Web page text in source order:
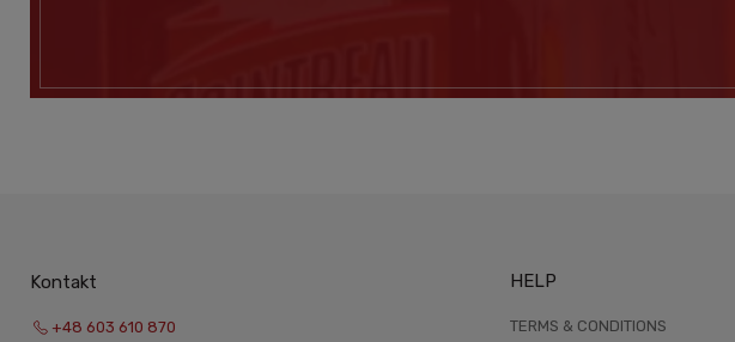
Kontakt
+48 603 610 870
HELP
TERMS & CONDITIONS